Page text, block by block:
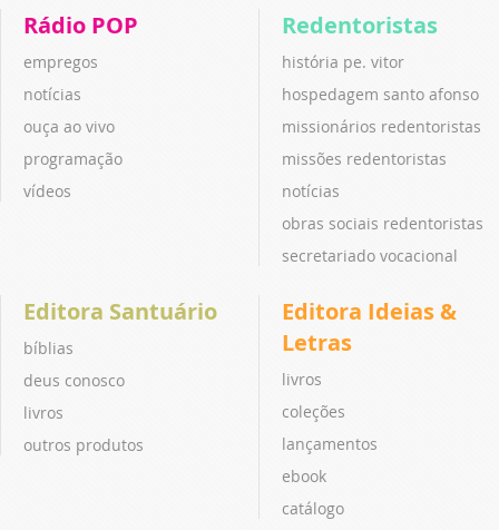
Rádio POP
empregos
notícias
ouça ao vivo
programação
vídeos
Redentoristas
história pe. vitor
hospedagem santo afonso
missionários redentoristas
missões redentoristas
notícias
obras sociais redentoristas
secretariado vocacional
Editora Santuário
bíblias
deus conosco
livros
outros produtos
Editora Ideias &
Letras
livros
coleções
lançamentos
ebook
catálogo